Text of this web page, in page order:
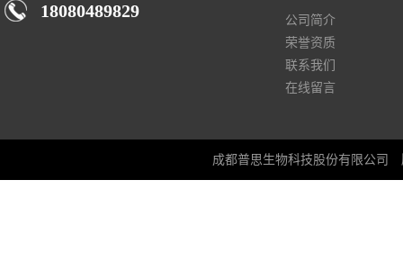
18080489829
公司简介
荣誉资质
联系我们
在线留言
成都普思生物科技股份有限公司